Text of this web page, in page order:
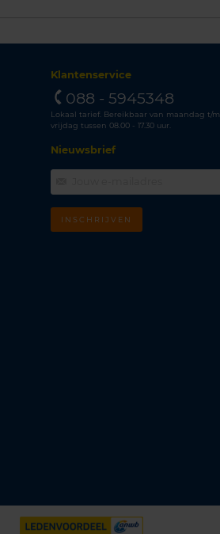
Klantenservice
088 - 5945348
Lokaal tarief. Bereikbaar van maandag t/m
vrijdag tussen 08.00 - 17.30 uur.
Nieuwsbrief
INSCHRIJVEN